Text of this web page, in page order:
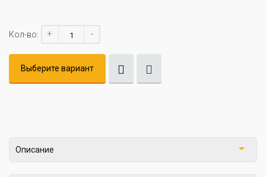
Кол-во: + -
Выберите вариант
Описание